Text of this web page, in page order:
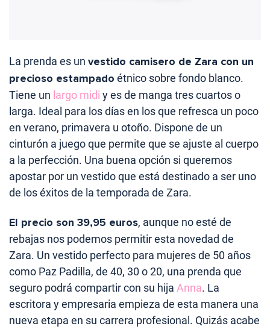
La prenda es un vestido camisero de Zara con un
precioso estampado étnico sobre fondo blanco.
Tiene un largo midi y es de manga tres cuartos o
larga. Ideal para los días en los que refresca un poco
en verano, primavera u otoño. Dispone de un
cinturón a juego que permite que se ajuste al cuerpo
a la perfección. Una buena opción si queremos
apostar por un vestido que está destinado a ser uno
de los éxitos de la temporada de Zara.
El precio son 39,95 euros, aunque no esté de
rebajas nos podemos permitir esta novedad de
Zara. Un vestido perfecto para mujeres de 50 años
como Paz Padilla, de 40, 30 o 20, una prenda que
seguro podrá compartir con su hija Anna. La
escritora y empresaria empieza de esta manera una
nueva etapa en su carrera profesional. Quizás acabe